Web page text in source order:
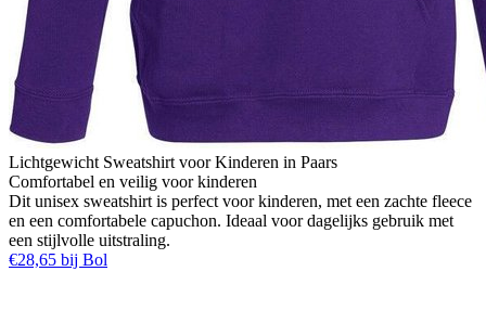
Lichtgewicht Sweatshirt voor Kinderen in Paars
Comfortabel en veilig voor kinderen
Dit unisex sweatshirt is perfect voor kinderen, met een zachte fleece
en een comfortabele capuchon. Ideaal voor dagelijks gebruik met
een stijlvolle uitstraling.
€28,65 bij Bol